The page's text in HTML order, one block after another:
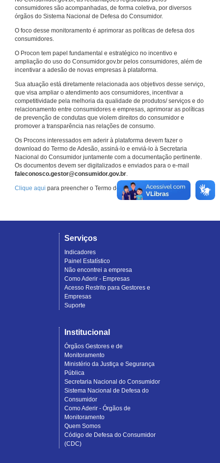
consumidores são acompanhadas, de forma coletiva, por diversos
órgãos do Sistema Nacional de Defesa do Consumidor.
O foco desse monitoramento é aprimorar as políticas de defesa dos
consumidores.
O Procon tem papel fundamental e estratégico no incentivo e
ampliação do uso do Consumidor.gov.br pelos consumidores, além de
incentivar a adesão de novas empresas à plataforma.
Sua atuação está diretamente relacionada aos objetivos desse serviço,
que visa ampliar o atendimento aos consumidores, incentivar a
competitividade pela melhoria da qualidade de produtos/ serviços e do
relacionamento entre consumidores e empresas, aprimorar as políticas
de prevenção de condutas que violem direitos do consumidor e
promover a transparência nas relações de consumo.
Os Procons interessados em aderir à plataforma devem fazer o
download do Termo de Adesão, assiná-lo e enviá-lo à Secretaria
Nacional do Consumidor juntamente com a documentação pertinente.
Os documentos devem ser digitalizados e enviados para o e-mail
faleconosco.gestor@consumidor.gov.br.
Clique aqui para preencher o Termo de Adesão.
Serviços
Indicadores
Painel Estatístico
Não encontrei a empresa
Como Aderir - Empresas
Acesso Restrito para Gestores e
Empresas
Suporte
Institucional
Órgãos Gestores e de
Monitoramento
Ministério da Justiça e Segurança
Pública
Secretaria Nacional do Consumidor
Sistema Nacional de Defesa do
Consumidor
Como Aderir - Órgãos de
Monitoramento
Quem Somos
Código de Defesa do Consumidor
(CDC)